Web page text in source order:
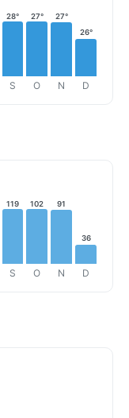
28°
S
27°
O
27°
N
26°
D
119
S
102
O
91
N
36
D